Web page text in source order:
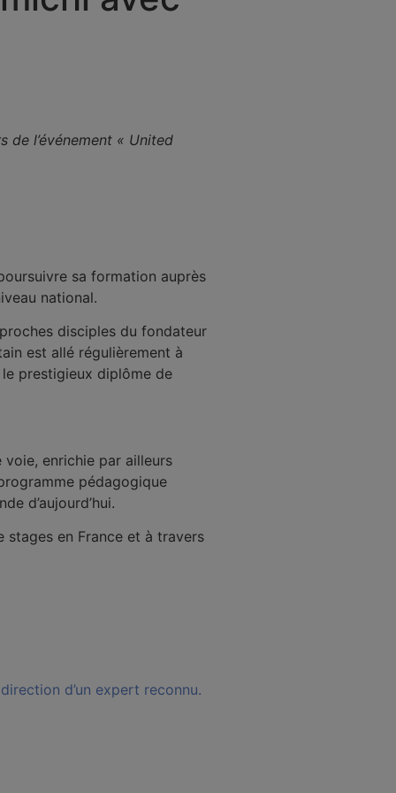
de l’événement « United
sa formation auprès
national.
disciples du fondateur
est allé régulièrement à
le prestigieux diplôme de
voie, enrichie par ailleurs
pédagogique
d’aujourd’hui.
stages en France et à travers
d’un expert reconnu.